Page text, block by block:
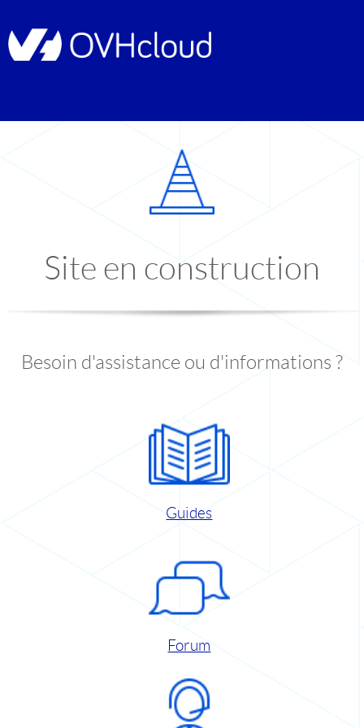
Site en construction
Besoin d'assistance ou d'informations ?
Guides
Forum